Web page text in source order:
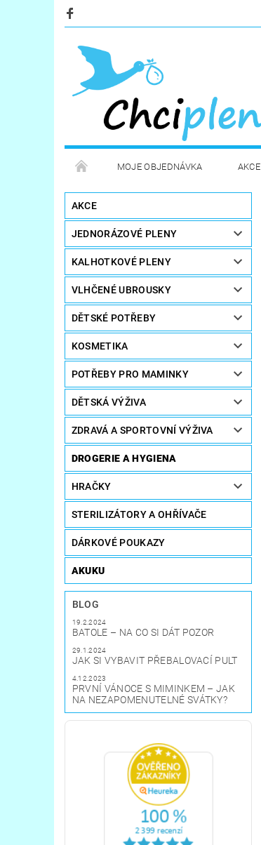
MOJE OBJEDNÁVKA AKCE
KOSMETIKA
STERILIZÁTORY A OHŘÍVAČE
AKCE
JEDNORÁZOVÉ PLENY
KALHOTKOVÉ PLENY
VLHČENÉ UBROUSKY
DĚTSKÉ POTŘEBY
KOSMETIKA
POTŘEBY PRO MAMINKY
DĚTSKÁ VÝŽIVA
ZDRAVÁ A SPORTOVNÍ VÝŽIVA
DROGERIE A HYGIENA
HRAČKY
STERILIZÁTORY A OHŘÍVAČE
DÁRKOVÉ POUKAZY
AKUKU
BLOG
19.2.2024
BATOLE – NA CO SI DÁT POZOR
29.1.2024
JAK SI VYBAVIT PŘEBALOVACÍ PULT
4.12.2023
PRVNÍ VÁNOCE S MIMINKEM – JAK
NA NEZAPOMENUTELNÉ SVÁTKY?